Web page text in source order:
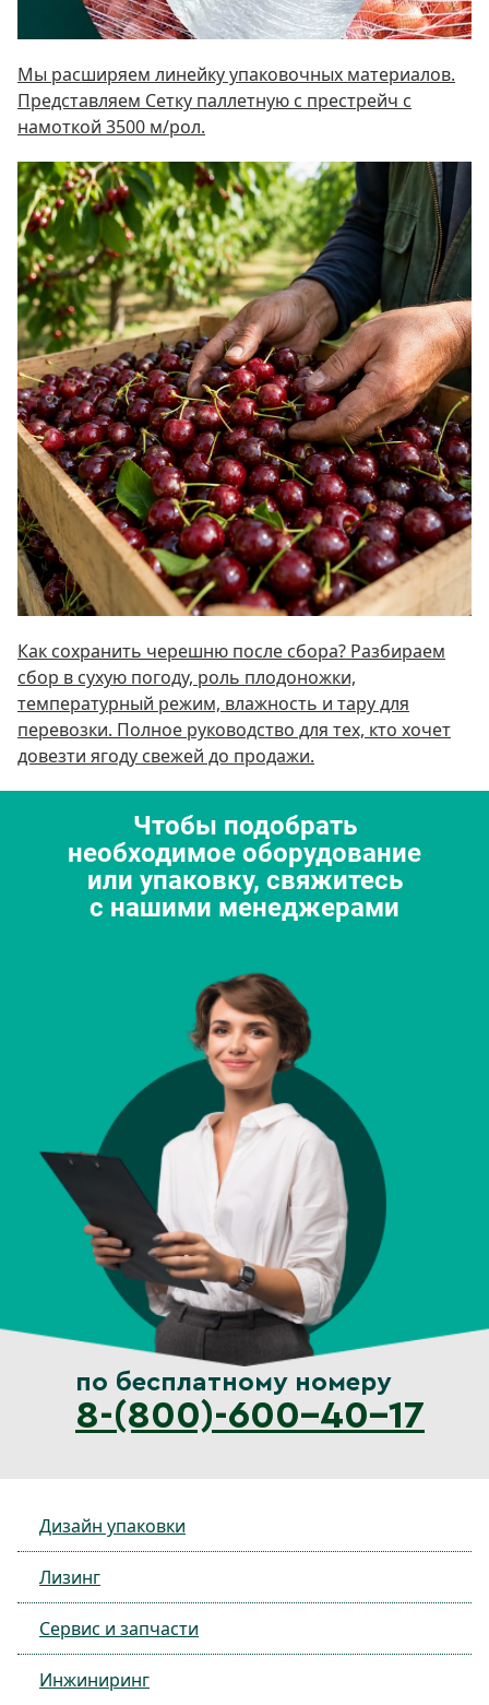
Мы расширяем линейку упаковочных материалов.
Представляем Сетку паллетную c престрейч с
намоткой 3500 м/рол.
Как сохранить черешню после сбора? Разбираем
сбор в сухую погоду, роль плодоножки,
температурный режим, влажность и тару для
перевозки. Полное руководство для тех, кто хочет
довезти ягоду свежей до продажи.
Чтобы подобрать
необходимое оборудование
или упаковку, свяжитесь
с нашими менеджерами
по бесплатному номеру
8-(800)-600-40-17
Дизайн упаковки
Лизинг
Сервис и запчасти
Инжиниринг